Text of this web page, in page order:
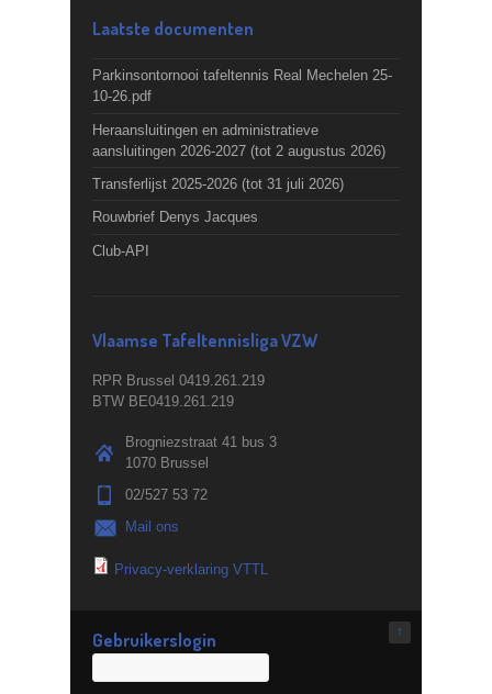
Laatste documenten
Parkinsontornooi tafeltennis Real Mechelen 25-
10-26.pdf
Heraansluitingen en administratieve
aansluitingen 2026-2027 (tot 2 augustus 2026)
Transferlijst 2025-2026 (tot 31 juli 2026)
Rouwbrief Denys Jacques
Club-API
Vlaamse Tafeltennisliga VZW
RPR Brussel 0419.261.219
BTW BE0419.261.219
Brogniezstraat 41 bus 3
1070 Brussel
02/527 53 72
Mail ons
Privacy-verklaring VTTL
↑
Gebruikerslogin